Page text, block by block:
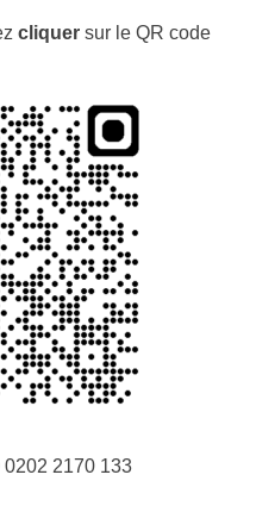
cliquer sur le QR code
2170 133